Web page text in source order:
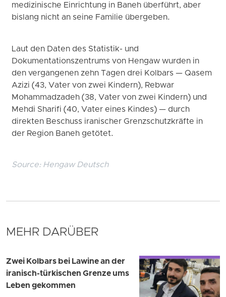
medizinische Einrichtung in Baneh überführt, aber
bislang nicht an seine Familie übergeben.
Laut den Daten des Statistik- und
Dokumentationszentrums von Hengaw wurden in
den vergangenen zehn Tagen drei Kolbars — Qasem
Azizi (43, Vater von zwei Kindern), Rebwar
Mohammadzadeh (38, Vater von zwei Kindern) und
Mehdi Sharifi (40, Vater eines Kindes) — durch
direkten Beschuss iranischer Grenzschutzkräfte in
der Region Baneh getötet.
Source: Hengaw Deutsch
MEHR DARÜBER
Zwei Kolbars bei Lawine an der
iranisch-türkischen Grenze ums
Leben gekommen